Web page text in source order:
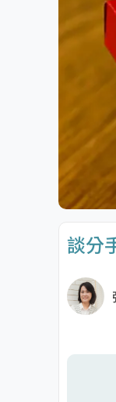
談分